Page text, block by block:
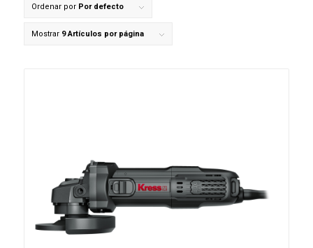
Ordenar por Por defecto
Mostrar 9 Artículos por página